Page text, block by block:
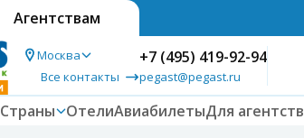
Агентствам
Москва
Все контакты
+7 (495) 419-92-94
pegast@pegast.ru
Страны ОтелиАвиабилетыДля агентств